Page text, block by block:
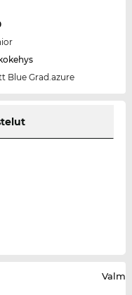
Blue Grad.azure